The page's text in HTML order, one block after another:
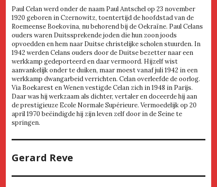
Paul Celan werd onder de naam Paul Antschel op 23 november
1920 geboren in Czernowitz, toentertijd de hoofdstad van de
Roemeense Boekovina, nu behorend bij de Oekraïne. Paul Celans
ouders waren Duitssprekende joden die hun zoon joods
opvoedden en hem naar Duitse christelijke scholen stuurden. In
1942 werden Celans ouders door de Duitse bezetter naar een
werkkamp gedeporteerd en daar vermoord. Hijzelf wist
aanvankelijk onder te duiken, maar moest vanaf juli 1942 in een
werkkamp dwangarbeid verrichten. Celan overleefde de oorlog.
Via Boekarest en Wenen vestigde Celan zich in 1948 in Parijs.
Daar was hij werkzaam als dichter, vertaler en doceerde hij aan
de prestigieuze Ecole Normale Supérieure. Vermoedelijk op 20
april 1970 beëindigde hij zijn leven zelf door in de Seine te
springen.
Gerard Reve